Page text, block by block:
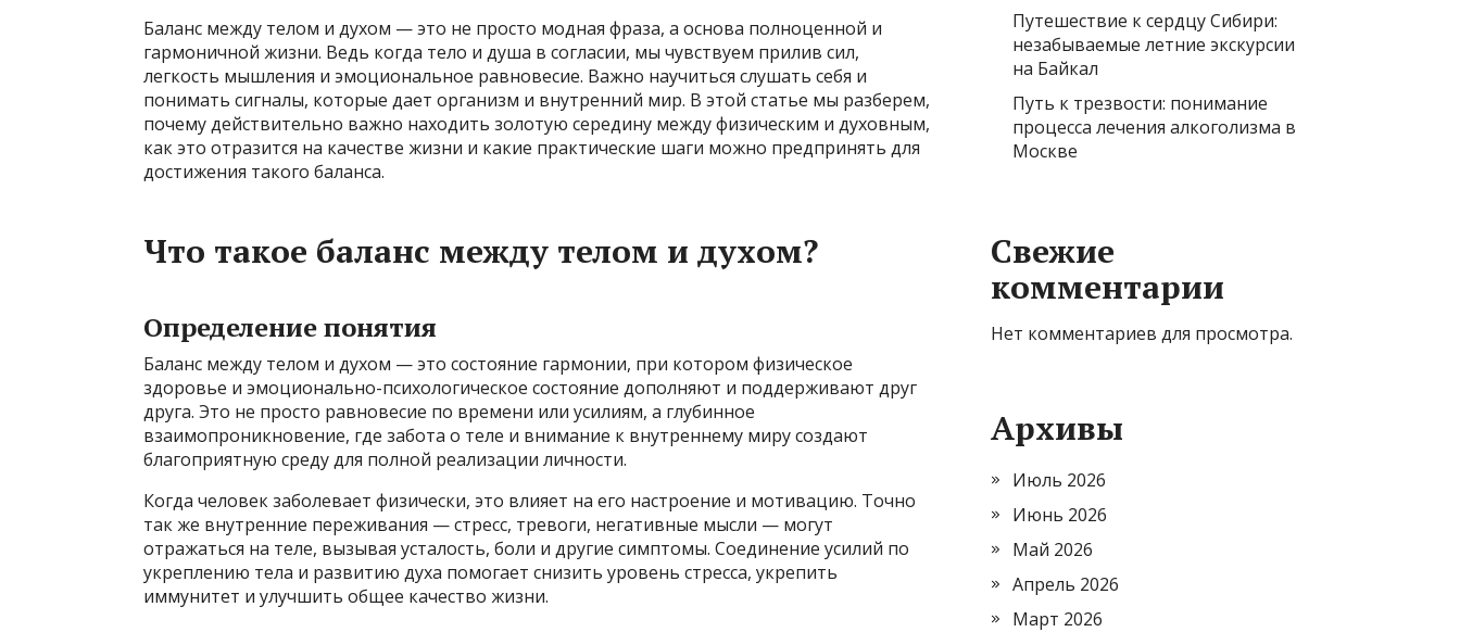
Баланс между телом и духом — это не просто модная фраза, а основа полноценной и
гармоничной жизни. Ведь когда тело и душа в согласии, мы чувствуем прилив сил,
легкость мышления и эмоциональное равновесие. Важно научиться слушать себя и
понимать сигналы, которые дает организм и внутренний мир. В этой статье мы разберем,
почему действительно важно находить золотую середину между физическим и духовным,
как это отразится на качестве жизни и какие практические шаги можно предпринять для
достижения такого баланса.
Что такое баланс между телом и духом?
Определение понятия
Баланс между телом и духом — это состояние гармонии, при котором физическое
здоровье и эмоционально-психологическое состояние дополняют и поддерживают друг
друга. Это не просто равновесие по времени или усилиям, а глубинное
взаимопроникновение, где забота о теле и внимание к внутреннему миру создают
благоприятную среду для полной реализации личности.
Когда человек заболевает физически, это влияет на его настроение и мотивацию. Точно
так же внутренние переживания — стресс, тревоги, негативные мысли — могут
отражаться на теле, вызывая усталость, боли и другие симптомы. Соединение усилий по
укреплению тела и развитию духа помогает снизить уровень стресса, укрепить
иммунитет и улучшить общее качество жизни.
Путешествие к сердцу Сибири:
незабываемые летние экскурсии
на Байкал
Путь к трезвости: понимание
процесса лечения алкоголизма в
Москве
Свежие
комментарии
Нет комментариев для просмотра.
Архивы
Июль 2026
Июнь 2026
Май 2026
Апрель 2026
Март 2026